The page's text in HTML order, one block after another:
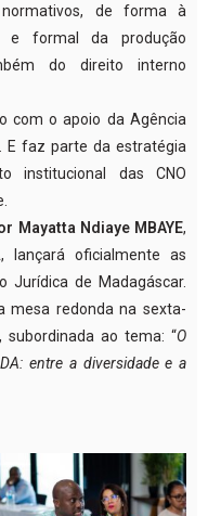
de forma à
e formal da produção
do direito interno
com o apoio da Agência
E faz parte da estratégia
institucional das CNO
Mayatta Ndiaye MBAYE,
lançará oficialmente as
Jurídica de Madagáscar.
mesa redonda na sexta-
ao tema: “O
entre a diversidade e a